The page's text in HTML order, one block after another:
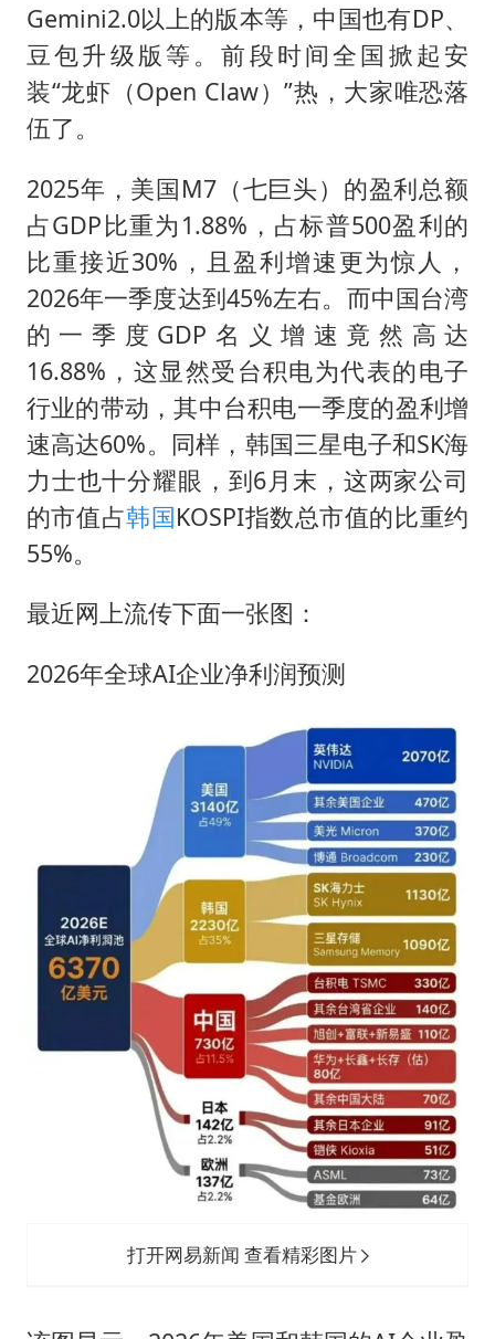
Gemini2.0以上的版本等，中国也有DP、
豆包升级版等。前段时间全国掀起安
装“龙虾（Open Claw）”热，大家唯恐落
伍了。
2025年，美国M7（七巨头）的盈利总额
占GDP比重为1.88%，占标普500盈利的
比重接近30%，且盈利增速更为惊人，
2026年一季度达到45%左右。而中国台湾
的一季度GDP名义增速竟然高达
16.88%，这显然受台积电为代表的电子
行业的带动，其中台积电一季度的盈利增
速高达60%。同样，韩国三星电子和SK海
力士也十分耀眼，到6月末，这两家公司
的市值占韩国KOSPI指数总市值的比重约
55%。
最近网上流传下面一张图：
2026年全球AI企业净利润预测
打开网易新闻 查看精彩图片